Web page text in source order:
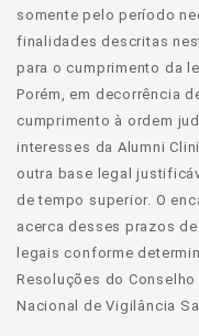
somente pelo período
finalidades descritas
para o cumprimento da
Porém, em decorrência
cumprimento à ordem
interesses da Alumni
outra base legal
de tempo superior. O
acerca desses prazos
legais conforme
Resoluções do
Nacional de Vigilância